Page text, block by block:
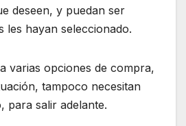
deseen, y puedan ser
les hayan seleccionado.
varias opciones de compra,
tampoco necesitan
para salir adelante.